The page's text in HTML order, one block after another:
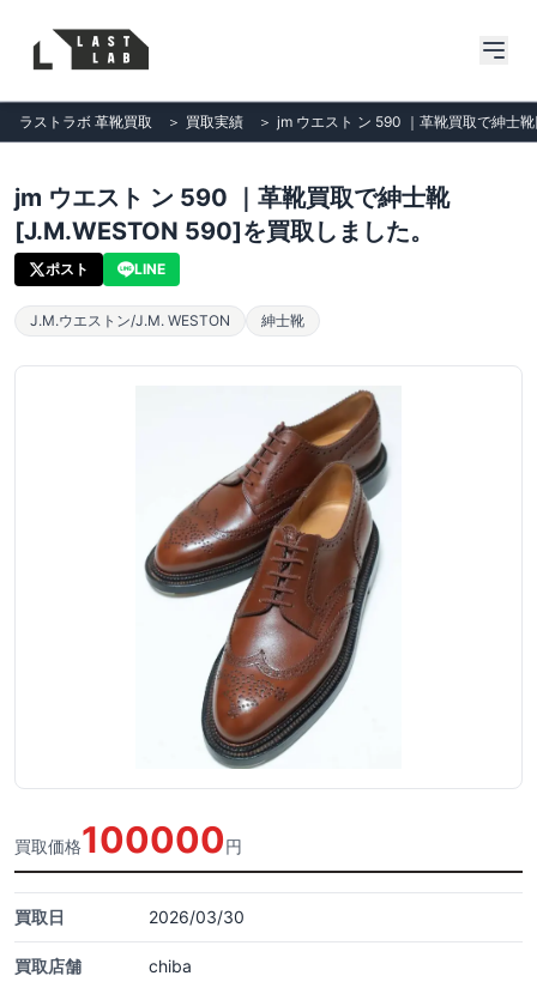
ラストラボ 革靴買取 ＞ 買取実績 ＞ jm ウエスト ン 590 ｜革靴買取で紳士
jm ウエスト ン 590 ｜革靴買取で紳士靴
[J.M.WESTON 590]を買取しました。
ポスト LINE
J.M.ウエストン/J.M. WESTON 紳士靴
買取価格100000円
買取日 2026/03/30
買取店舗 chiba